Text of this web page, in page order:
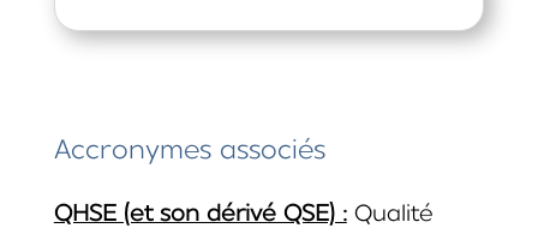
Accronymes associés
QHSE (et son dérivé QSE) :Qualité